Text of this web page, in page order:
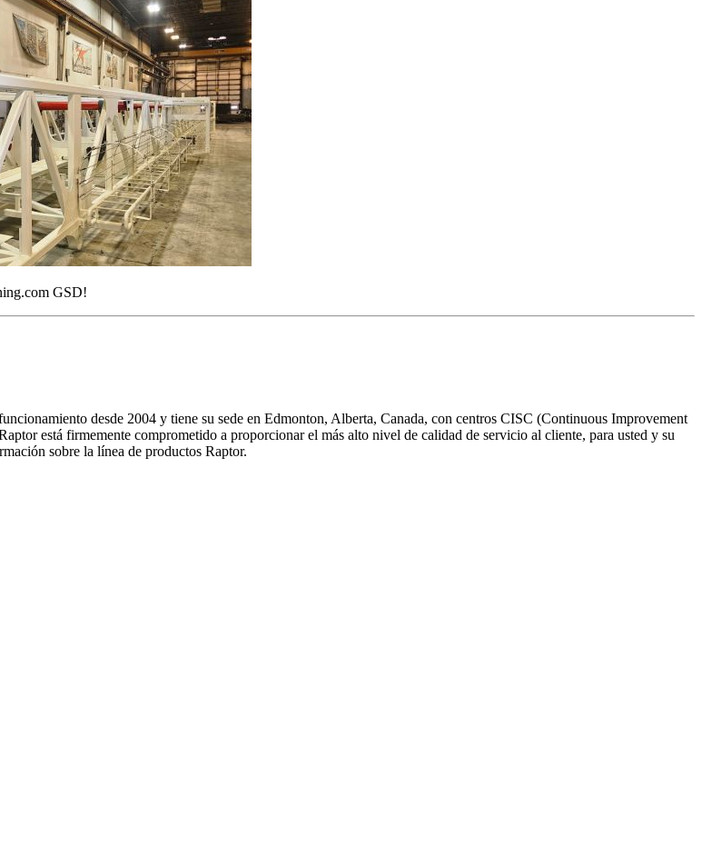
GSD!
desde 2004 y tiene su sede en Edmonton, Alberta, Canada, con centros CISC (Continuous Improvement
está firmemente comprometido a proporcionar el más alto nivel de calidad de servicio al cliente, para usted y su
sobre la línea de productos Raptor.